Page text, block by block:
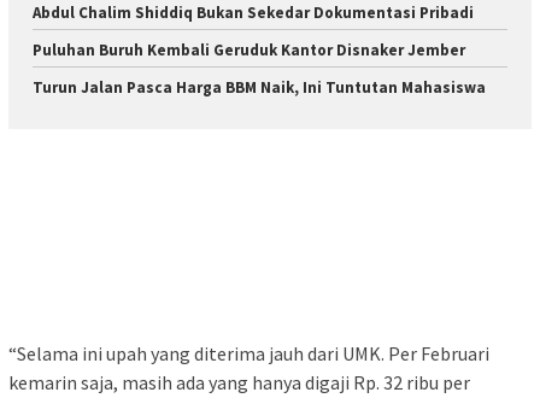
Abdul Chalim Shiddiq Bukan Sekedar Dokumentasi Pribadi
Puluhan Buruh Kembali Geruduk Kantor Disnaker Jember
Turun Jalan Pasca Harga BBM Naik, Ini Tuntutan Mahasiswa
“Selama ini upah yang diterima jauh dari UMK. Per Februari
kemarin saja, masih ada yang hanya digaji Rp. 32 ribu per